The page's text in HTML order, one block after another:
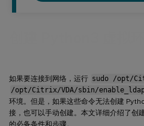
如果要连接到网络，运行 sudo /opt/
/opt/Citrix/VDA/sbin/
环境。但是，如果这些命令无法创建
接，也可以手动创建。本文详细介绍了创
的必备条件和步骤。